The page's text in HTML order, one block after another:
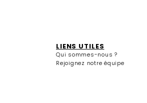
LIENS UTILES
Qui sommes-nous ?
Rejoignez notre équipe